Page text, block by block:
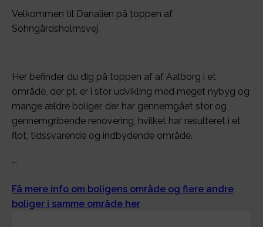
Velkommen til Danalien på toppen af
Sohngårdsholmsvej.
Her befinder du dig på toppen af af Aalborg i et
område, der pt. er i stor udvikling med meget nybyg og
mange ældre boliger, der har gennemgået stor og
gennemgribende renovering, hvilket har resulteret i et
flot, tidssvarende og indbydende område.
...
Få mere info om boligens område og flere andre
boliger i samme område her